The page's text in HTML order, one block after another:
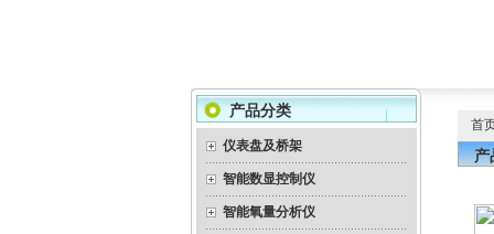
产品分类
仪表盘及桥架
智能数显控制仪
智能氧量分析仪
首
产